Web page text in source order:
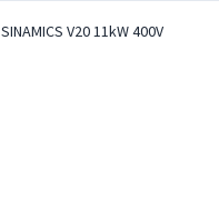
SINAMICS V20 11kW 400V